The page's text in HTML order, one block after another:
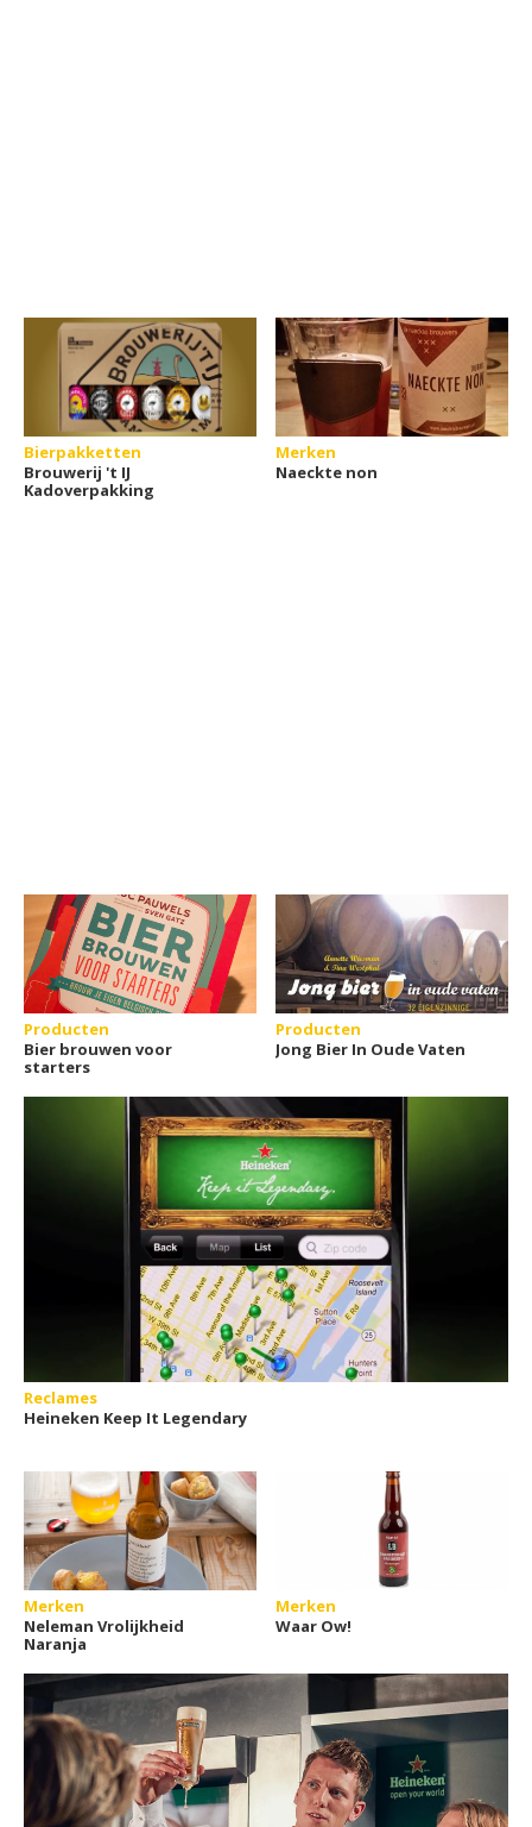
Bierpakketten
Brouwerij 't IJ
Kadoverpakking
Merken
Naeckte non
Producten
Bier brouwen voor
starters
Producten
Jong Bier In Oude Vaten
Reclames
Heineken Keep It Legendary
Merken
Neleman Vrolijkheid
Naranja
Merken
Waar Ow!